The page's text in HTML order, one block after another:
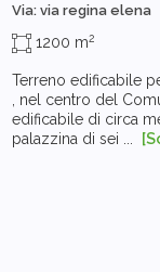
Via: via regina elena
1200 m2
Terreno edificabile
, nel centro del
edificabile di circa
palazzina di sei ...